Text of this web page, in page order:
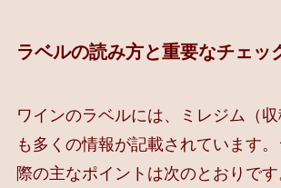
ラベルの読み方と重要なチェッ
ワインのラベルには、ミレジム（
も多くの情報が記載されています
際の主なポイントは次のとおりです